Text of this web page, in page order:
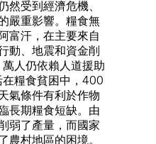
然受到經濟危機、
嚴重影響。糧食無
富汗，在主要來自
動、地震和資金削
人仍依賴人道援助
糧食貧困中，400
氣條件有利於作物
長期糧食短缺。由
弱了產量，而國家
農村地區的困境。